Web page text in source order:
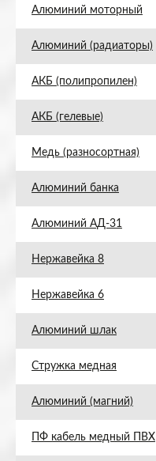
Алюминий моторный
Алюминий (радиаторы)
АКБ (полипропилен)
АКБ (гелевые)
Медь (разносортная)
Алюминий банка
Алюминий АД-31
Нержавейка 8
Нержавейка 6
Алюминий шлак
Стружка медная
Алюминий (магний)
ПФ кабель медный ПВХ